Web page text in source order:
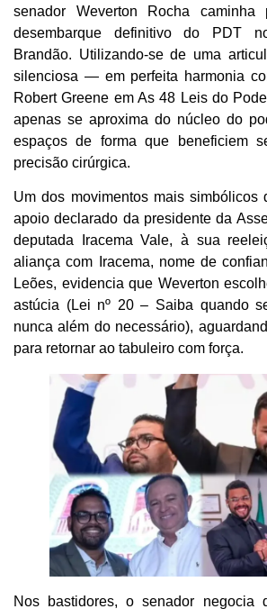
senador Weverton Rocha caminha
desembarque definitivo do PDT
Brandão. Utilizando-se de uma
silenciosa — em perfeita harmonia
Robert Greene em As 48 Leis do
apenas se aproxima do núcleo do
espaços de forma que beneficiem
precisão cirúrgica.
Um dos movimentos mais simbólicos
apoio declarado da presidente da
deputada Iracema Vale, à sua
aliança com Iracema, nome de
Leões, evidencia que Weverton
astúcia (Lei nº 20 – Saiba quando
nunca além do necessário),
para retornar ao tabuleiro com força.
Nos bastidores, o senador negocia